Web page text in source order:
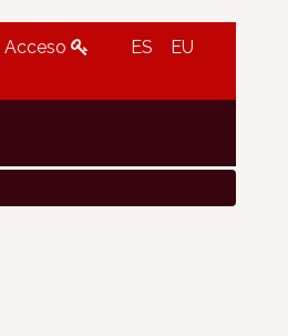
Acceso ES EU